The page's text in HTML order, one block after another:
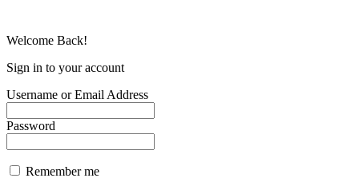
Welcome Back!
Sign in to your account
Username or Email Address
Password
Remember me